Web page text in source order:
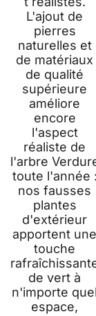
L'ajout de
pierres
naturelles et
de matériaux
de qualité
supérieure
améliore
encore
l'aspect
réaliste de
l'arbre
toute l'année :
nos fausses
plantes
d'extérieur
apportent une
touche
de vert à
n'importe quel
espace,